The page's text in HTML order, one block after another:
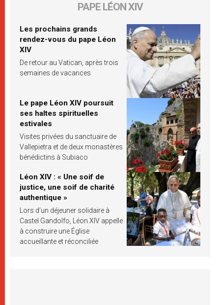
PAPE LÉON XIV
Les prochains grands
rendez-vous du pape Léon
XIV
De retour au Vatican, après trois
semaines de vacances
Le pape Léon XIV poursuit
ses haltes spirituelles
estivales
Visites privées du sanctuaire de
Vallepietra et de deux monastères
bénédictins à Subiaco
Léon XIV : « Une soif de
justice, une soif de charité
authentique »
Lors d’un déjeuner solidaire à
Castel Gandolfo, Léon XIV appelle
à construire une Église
accueillante et réconciliée